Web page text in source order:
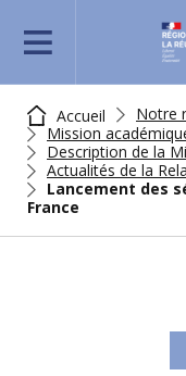
REJOIGNEZ-NOUS
Accueil
Notre
Mission
Description de la
Actualités de la
Lancement des
France